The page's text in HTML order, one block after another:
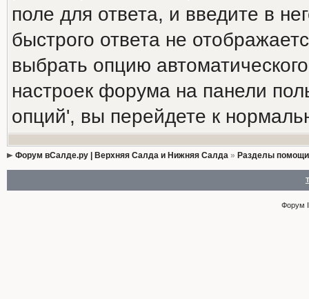
поле для ответа, и введите в
быстрого ответа не
выбрать опцию
настроек форума на панели
опций', вы перейдете к
Форум вСалде.ру | Верхняя Салда и Нижняя Салда» Разделы
Форум